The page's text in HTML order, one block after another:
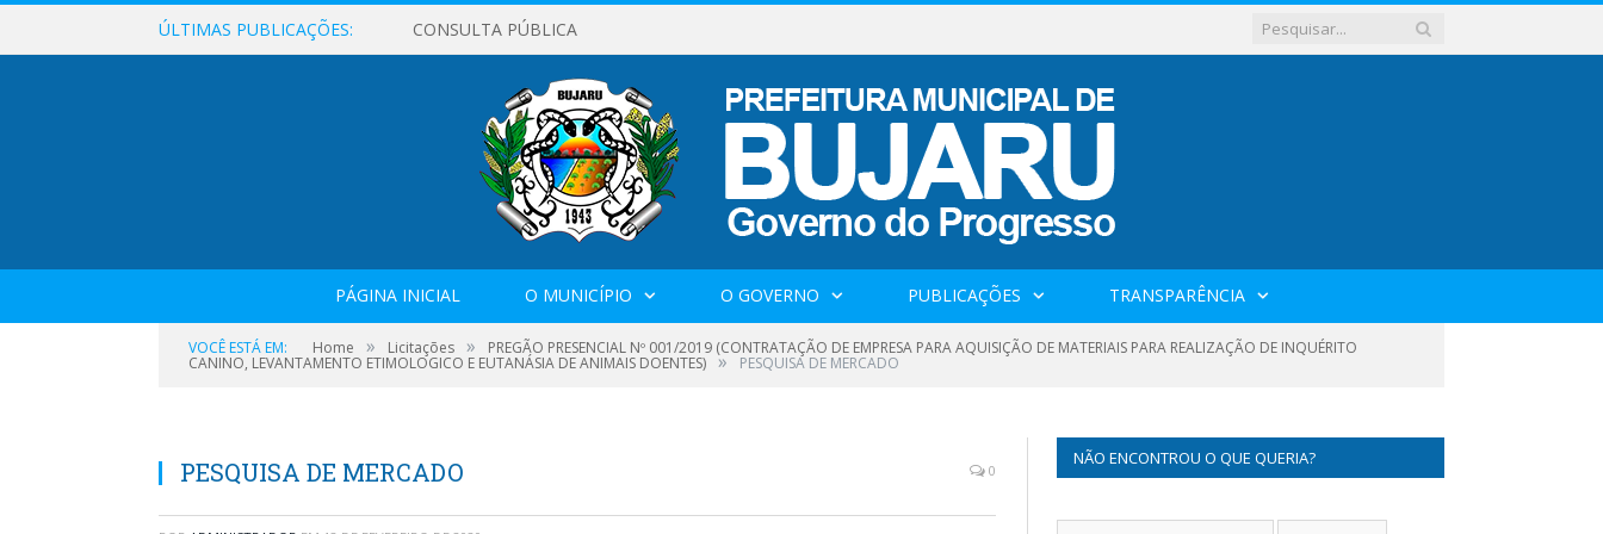
ÚLTIMAS PUBLICAÇÕES: CONSULTA PÚBLICA
PÁGINA INICIAL O MUNICÍPIO O GOVERNO PUBLICAÇÕES TRANSPARÊNCIA
VOCÊ ESTÁ EM: Home » Licitações » PREGÃO PRESENCIAL Nº 001/2019 (CONTRATAÇÃO DE EMPRESA PARA AQUISIÇÃO DE MATERIAIS PARA REALIZAÇÃO DE INQUÉRITO
CANINO, LEVANTAMENTO ETIMOLOGICO E EUTANÁSIA DE ANIMAIS DOENTES) » PESQUISA DE MERCADO
PESQUISA DE MERCADO 0
NÃO ENCONTROU O QUE QUERIA?